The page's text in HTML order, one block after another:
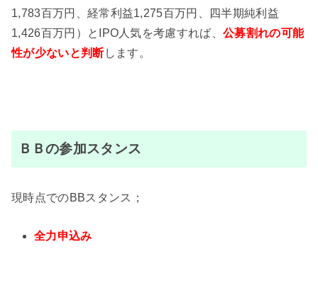
1,783百万円、経常利益1,275百万円、四半期純利益
1,426百万円）とIPO人気を考慮すれば、公募割れの可能
性が少ないと判断します。
ＢＢの参加スタンス
現時点でのBBスタンス；
全力申込み